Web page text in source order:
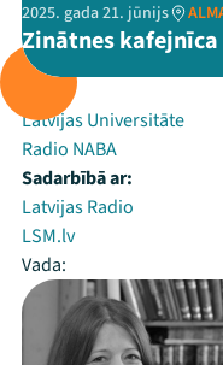
2025. gada 21. jūnijs
Zinātnes
Latvijas Universitāte
Radio NABA
Sadarbībā ar:
Latvijas Radio
LSM.lv
Vada: